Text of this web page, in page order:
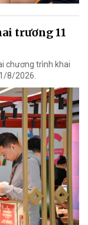
trương 11
chương trình khai
8/2026.